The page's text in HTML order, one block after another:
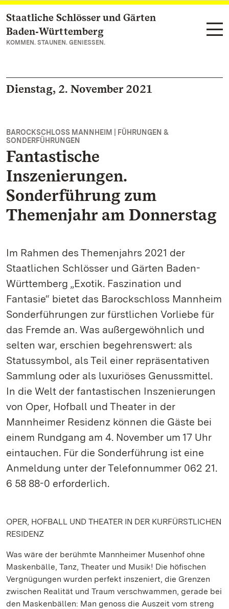
Zum Hauptinhalt springen
Staatliche Schlösser und Gärten
Baden‑Württemberg
KOMMEN. STAUNEN. GENIESSEN.
Dienstag, 2. November 2021
BAROCKSCHLOSS MANNHEIM | FÜHRUNGEN &
SONDERFÜHRUNGEN
Fantastische
Inszenierungen.
Sonderführung zum
Themenjahr am Donnerstag
Im Rahmen des Themenjahrs 2021 der
Staatlichen Schlösser und Gärten Baden-
Württemberg „Exotik. Faszination und
Fantasie“ bietet das Barockschloss Mannheim
Sonderführungen zur fürstlichen Vorliebe für
das Fremde an. Was außergewöhnlich und
selten war, erschien begehrenswert: als
Statussymbol, als Teil einer repräsentativen
Sammlung oder als luxuriöses Genussmittel.
In die Welt der fantastischen Inszenierungen
von Oper, Hofball und Theater in der
Mannheimer Residenz können die Gäste bei
einem Rundgang am 4. November um 17 Uhr
eintauchen. Für die Sonderführung ist eine
Anmeldung unter der Telefonnummer 062 21.
6 58 88-0 erforderlich.
OPER, HOFBALL UND THEATER IN DER KURFÜRSTLICHEN
RESIDENZ
Was wäre der berühmte Mannheimer Musenhof ohne
Maskenbälle, Tanz, Theater und Musik! Die höfischen
Vergnügungen wurden perfekt inszeniert, die Grenzen
zwischen Realität und Traum verschwammen, gerade bei
den Maskenbällen: Man genoss die Auszeit vom streng